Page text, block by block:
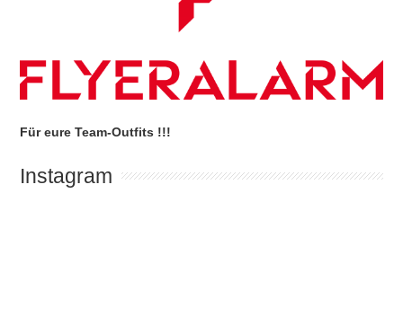
Für eure Team-Outfits !!!
Instagram